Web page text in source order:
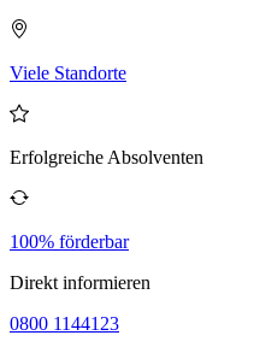
Viele Standorte
Erfolgreiche Absolventen
100% förderbar
Direkt informieren
0800 1144123